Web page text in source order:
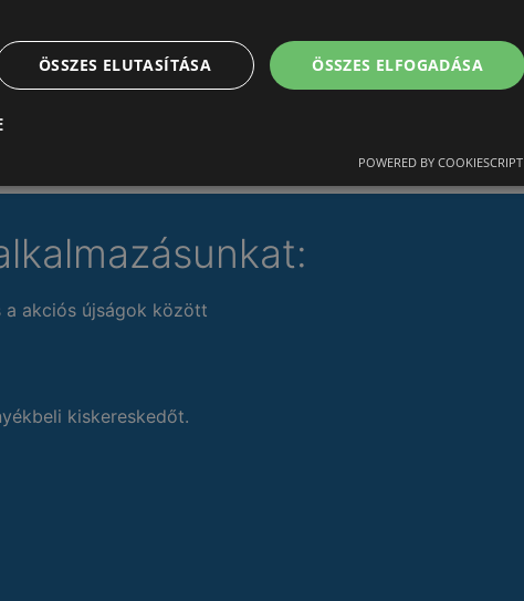
a akciós újságok között
kiskereskedőt.
ÖSSZES ELFOGADÁSA
ÖSSZES ELUTASÍTÁSA
POWERED BY COOKIESCRIPT